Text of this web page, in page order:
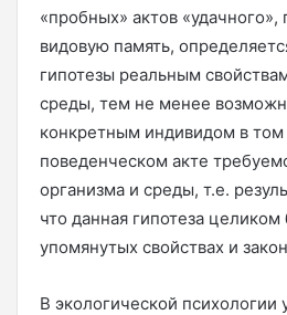
«пробных» актов
видовую память,
гипотезы реальным
среды, тем не менее
конкретным индивидом в
поведенческом акте
организма и среды, т.е.
что данная гипотеза целиком
упомянутых свойствах и
В экологической психологии